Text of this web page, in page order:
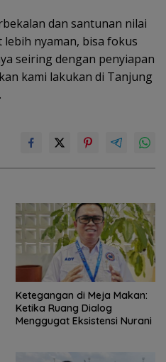
dan santunan nilai
nyaman, bisa fokus
seiring dengan penyiapan
kami lakukan di Tanjung
Ketegangan di Meja Makan:
Ketika Ruang Dialog
Menggugat Eksistensi Nurani